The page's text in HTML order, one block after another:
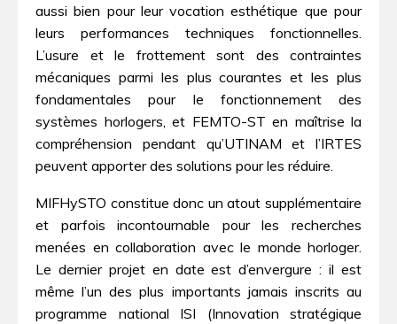
aussi bien pour leur vocation esthétique que pour
leurs performances techniques fonctionnelles.
L’usure et le frottement sont des contraintes
mécaniques parmi les plus courantes et les plus
fondamentales pour le fonctionnement des
systèmes horlogers, et FEMTO-ST en maîtrise la
compréhension pendant qu’UTINAM et l’IRTES
peuvent apporter des solutions pour les réduire.
MIFHySTO constitue donc un atout supplémentaire
et parfois incontournable pour les recherches
menées en collaboration avec le monde horloger.
Le dernier projet en date est d’envergure : il est
même l’un des plus importants jamais inscrits au
programme national ISI (Innovation stratégique